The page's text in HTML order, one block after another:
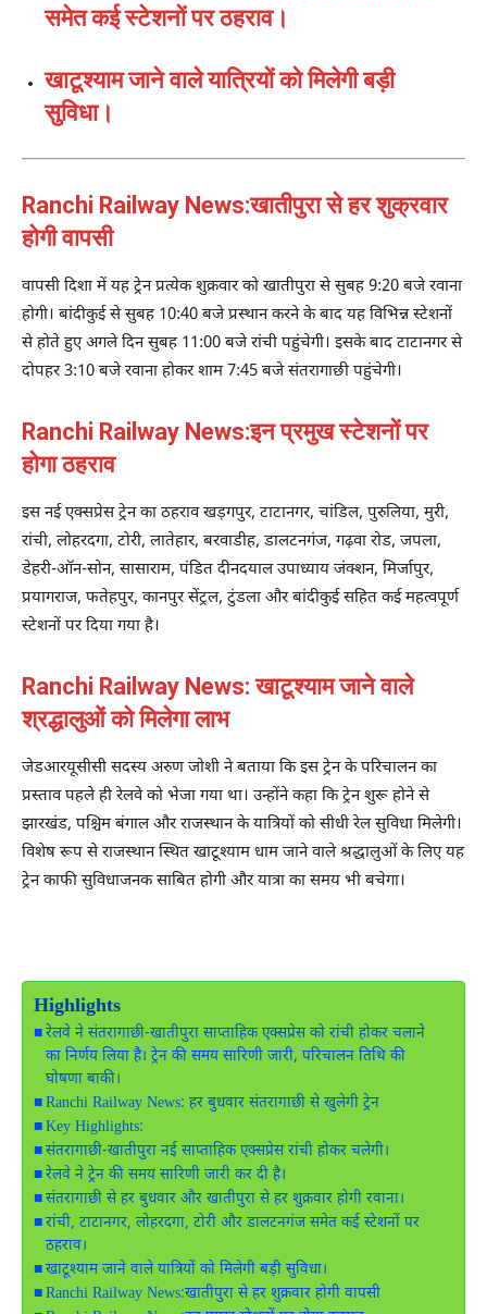
समेत कई स्टेशनों पर ठहराव।
खाटूश्याम जाने वाले यात्रियों को मिलेगी बड़ी
सुविधा।
Ranchi Railway News:खातीपुरा से हर शुक्रवार
होगी वापसी
वापसी दिशा में यह ट्रेन प्रत्येक शुक्रवार को खातीपुरा से सुबह 9:20 बजे रवाना
होगी। बांदीकुई से सुबह 10:40 बजे प्रस्थान करने के बाद यह विभिन्न स्टेशनों
से होते हुए अगले दिन सुबह 11:00 बजे रांची पहुंचेगी। इसके बाद टाटानगर से
दोपहर 3:10 बजे रवाना होकर शाम 7:45 बजे संतरागाछी पहुंचेगी।
Ranchi Railway News:इन प्रमुख स्टेशनों पर
होगा ठहराव
इस नई एक्सप्रेस ट्रेन का ठहराव खड़गपुर, टाटानगर, चांडिल, पुरुलिया, मुरी,
रांची, लोहरदगा, टोरी, लातेहार, बरवाडीह, डालटनगंज, गढ़वा रोड, जपला,
डेहरी-ऑन-सोन, सासाराम, पंडित दीनदयाल उपाध्याय जंक्शन, मिर्जापुर,
प्रयागराज, फतेहपुर, कानपुर सेंट्रल, टुंडला और बांदीकुई सहित कई महत्वपूर्ण
स्टेशनों पर दिया गया है।
Ranchi Railway News:खाटूश्याम जाने वाले
श्रद्धालुओं को मिलेगा लाभ
जेडआरयूसीसी सदस्य अरुण जोशी ने बताया कि इस ट्रेन के परिचालन का
प्रस्ताव पहले ही रेलवे को भेजा गया था। उन्होंने कहा कि ट्रेन शुरू होने से
झारखंड, पश्चिम बंगाल और राजस्थान के यात्रियों को सीधी रेल सुविधा मिलेगी।
विशेष रूप से राजस्थान स्थित खाटूश्याम धाम जाने वाले श्रद्धालुओं के लिए यह
ट्रेन काफी सुविधाजनक साबित होगी और यात्रा का समय भी बचेगा।
Highlights
रेलवे ने संतरागाछी-खातीपुरा साप्ताहिक एक्सप्रेस को रांची होकर चलाने
का निर्णय लिया है। ट्रेन की समय सारिणी जारी, परिचालन तिथि की
घोषणा बाकी।
Ranchi Railway News: हर बुधवार संतरागाछी से खुलेगी ट्रेन
Key Highlights:
संतरागाछी-खातीपुरा नई साप्ताहिक एक्सप्रेस रांची होकर चलेगी।
रेलवे ने ट्रेन की समय सारिणी जारी कर दी है।
संतरागाछी से हर बुधवार और खातीपुरा से हर शुक्रवार होगी रवाना।
रांची, टाटानगर, लोहरदगा, टोरी और डालटनगंज समेत कई स्टेशनों पर
ठहराव।
खाटूश्याम जाने वाले यात्रियों को मिलेगी बड़ी सुविधा।
Ranchi Railway News:खातीपुरा से हर शुक्रवार होगी वापसी